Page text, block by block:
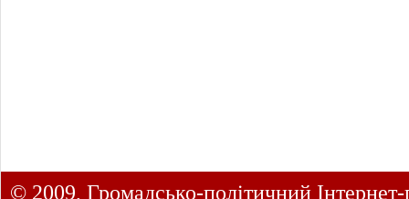
© 2009, Громадсько-політичний